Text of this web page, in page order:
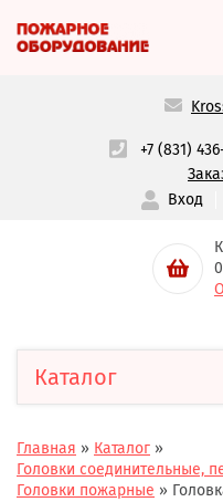
+7 (831)
Вход
0
Каталог
Главная » Каталог »
Головки соединительные,
Головки пожарные »